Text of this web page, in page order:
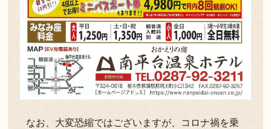
なお、大変恐縮ではございますが、コロナ禍を乗